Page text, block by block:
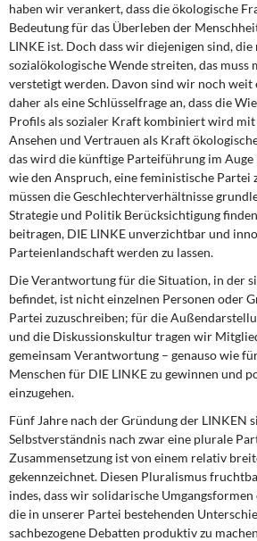
haben wir verankert, dass die ökologische
Bedeutung für das Überleben der
LINKE ist. Doch dass wir diejenigen sind,
sozialökologische Wende streiten, das muss
verstetigt werden. Davon sind wir noch weit
daher als eine Schlüsselfrage an, dass die
Profils als sozialer Kraft kombiniert wird mit
Ansehen und Vertrauen als Kraft
das wird die künftige Parteiführung im Auge
wie den Anspruch, eine feministische Partei
müssen die Geschlechterverhältnisse
Strategie und Politik Berücksichtigung
beitragen, DIE LINKE unverzichtbar und
Parteienlandschaft werden zu lassen.
Die Verantwortung für die Situation, in der
befindet, ist nicht einzelnen Personen oder
Partei zuzuschreiben; für die
und die Diskussionskultur tragen wir
gemeinsam Verantwortung – genauso wie
Menschen für DIE LINKE zu gewinnen und
einzugehen.
Fünf Jahre nach der Gründung der LINKEN
Selbstverständnis nach zwar eine plurale
Zusammensetzung ist von einem relativ
gekennzeichnet. Diesen Pluralismus
indes, dass wir solidarische
die in unserer Partei bestehenden
sachbezogene Debatten produktiv zu